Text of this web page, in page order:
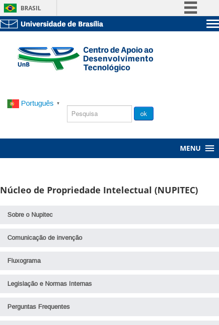
BRASIL
Participe
Acesso à informação
Unidades acadêmicas
Português ▼
Chamada
Pública
ok
MENU
Núcleo de Propriedade Intelectual (NUPITEC)
Sobre o Nupitec
Comunicação de invenção
Fluxograma
Legislação e Normas Internas
Perguntas Frequentes